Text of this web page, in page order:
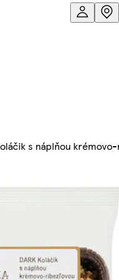
s náplňou